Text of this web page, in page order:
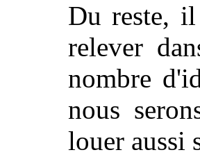
Du reste, il
relever
nombre
nous
louer aussi